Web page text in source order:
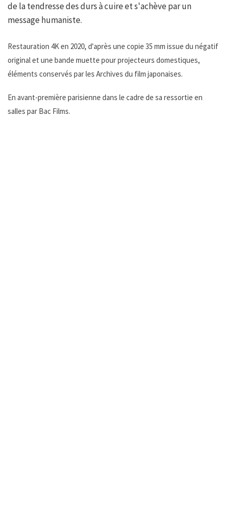
de la tendresse des durs à cuire et s'achève par un
message humaniste.
Restauration 4K en 2020, d'après une copie 35 mm issue du négatif
original et une bande muette pour projecteurs domestiques,
éléments conservés par les Archives du film japonaises.
En avant-première parisienne dans le cadre de sa ressortie en
salles par Bac Films.